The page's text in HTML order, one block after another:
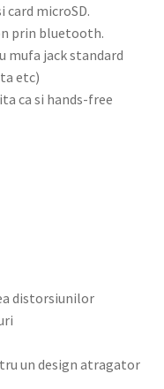
card microSD.
prin bluetooth.
mufa jack standard
etc)
ca si hands-free
distorsiunilor
un design atragator